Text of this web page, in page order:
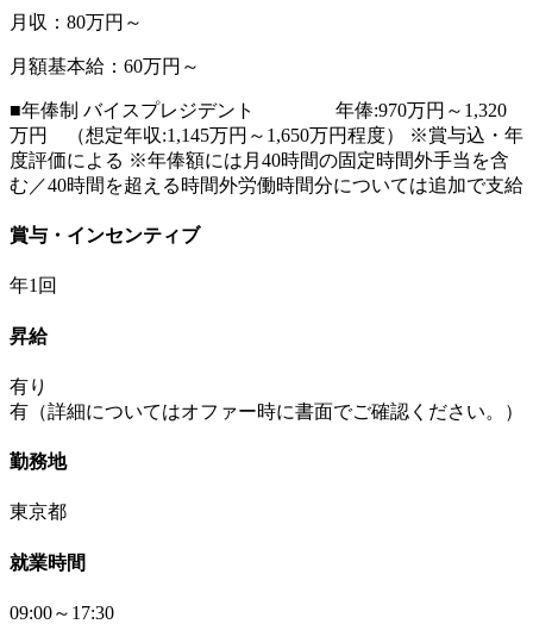
月収：80万円～
月額基本給：60万円～
■年俸制 バイスプレジデント 年俸:970万円～1,320
万円 （想定年収:1,145万円～1,650万円程度） ※賞与込・年
度評価による ※年俸額には月40時間の固定時間外手当を含
む／40時間を超える時間外労働時間分については追加で支給
賞与・インセンティブ
年1回
昇給
有り
有（詳細についてはオファー時に書面でご確認ください。）
勤務地
東京都
就業時間
09:00～17:30